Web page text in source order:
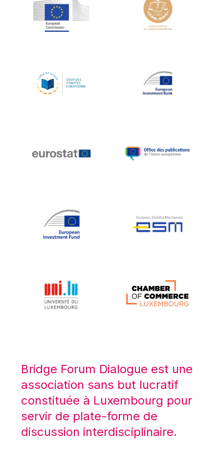
Jean-Louis Schiltz
Jean-Victor Louis
Johnny Åkerholm
Katharien L.C. Hunt
Klaus-Heiner Lehne
Koen LENAERTS
Lars Heikensten
Lucas Papademos
Máire Geoghegan-Quinn
Mario Centeno
Mario Monti
Maroš ŠEFČOVIČ
Martin Bailey
Martine Reicherts
Bridge Forum Dialogue est une
association sans but lucratif
constituée à Luxembourg pour
servir de plate-forme de
discussion interdisciplinaire.